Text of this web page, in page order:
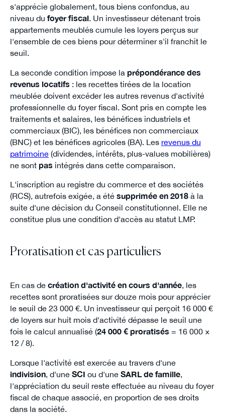
s'apprécie globalement, tous biens confondus, au
niveau du foyer fiscal. Un investisseur détenant trois
appartements meublés cumule les loyers perçus sur
l'ensemble de ces biens pour déterminer s'il franchit le
seuil.
La seconde condition impose la prépondérance des
revenus locatifs : les recettes tirées de la location
meublée doivent excéder les autres revenus d'activité
professionnelle du foyer fiscal. Sont pris en compte les
traitements et salaires, les bénéfices industriels et
commerciaux (BIC), les bénéfices non commerciaux
(BNC) et les bénéfices agricoles (BA). Les revenus du
patrimoine(dividendes, intérêts, plus-values mobilières)
ne sont pas intégrés dans cette comparaison.
L'inscription au registre du commerce et des sociétés
(RCS), autrefois exigée, a été supprimée en 2018à la
suite d'une décision du Conseil constitutionnel. Elle ne
constitue plus une condition d'accès au statut LMP.
Proratisation et cas particuliers
En cas de création d'activité en cours d'année, les
recettes sont proratisées sur douze mois pour apprécier
le seuil de 23 000 €. Un investisseur qui perçoit 16 000 €
de loyers sur huit mois d'activité dépasse le seuil une
fois le calcul annualisé (24 000 € proratisés = 16 000 ×
12 / 8).
Lorsque l'activité est exercée au travers d'une
indivision, d'une SCI ou d'une SARL de famille,
l'appréciation du seuil reste effectuée au niveau du foyer
fiscal de chaque associé, en proportion de ses droits
dans la société.